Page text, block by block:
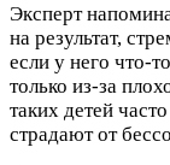
Эксперт
на результат,
если у него что-
только из-за
таких детей
страдают от